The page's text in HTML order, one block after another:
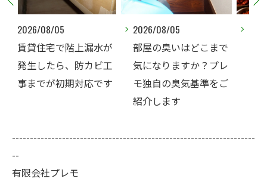
2026/08/05
部屋の臭いはどこまで
気になりますか？プレ
モ独自の臭気基準をご
2026/08/03
香辛料のニオイはオゾ
ン脱臭だけでは消し切
れないことがあります
--------------------------------------------------------------------
--
有限会社プレモ